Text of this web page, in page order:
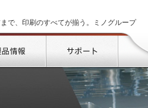
で、印刷のすべてが揃う。ミノグループ
製品情報 サポート